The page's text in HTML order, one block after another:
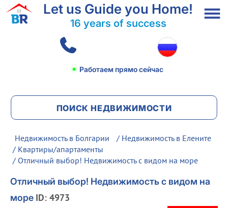
Let us Guide you Home!
16 years of success
Работаем прямо сейчас
ПОИСК НЕДВИЖИМОСТИ
Недвижимость в Болгарии / Недвижимость в Елените
/ Квартиры/апартаменты
/ Отличный выбор! Недвижимость с видом на море
Отличный выбор! Недвижимость с видом на
море ID: 4973